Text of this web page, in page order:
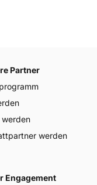
Partner
werden
Engagement